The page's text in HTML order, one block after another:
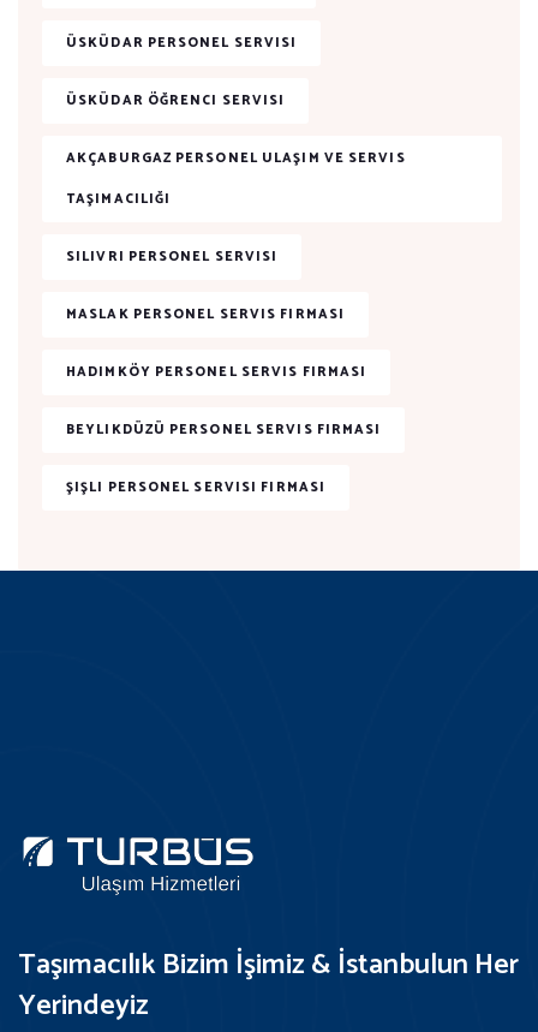
ÜSKÜDAR PERSONEL SERVISI
ÜSKÜDAR ÖĞRENCI SERVISI
AKÇABURGAZ PERSONEL ULAŞIM VE SERVIS
TAŞIMACILIĞI
SILIVRI PERSONEL SERVISI
MASLAK PERSONEL SERVIS FIRMASI
HADIMKÖY PERSONEL SERVIS FIRMASI
BEYLIKDÜZÜ PERSONEL SERVIS FIRMASI
ŞIŞLI PERSONEL SERVISI FIRMASI
Taşımacılık Bizim İşimiz & İstanbulun Her
Yerindeyiz